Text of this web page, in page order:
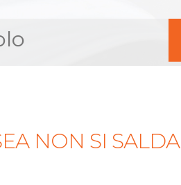
NON SI SALDA